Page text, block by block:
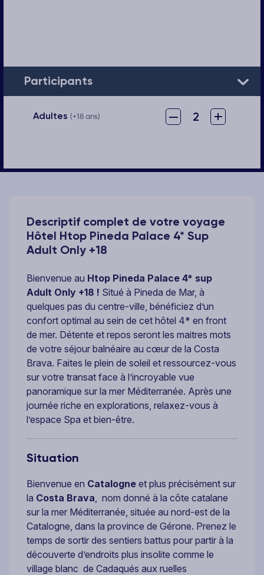
Participants
Adultes (+18 ans) – 2 +
Descriptif complet de votre voyage
Hôtel Htop Pineda Palace 4* Sup
Adult Only +18
Bienvenue au Htop Pineda Palace 4* sup
Adult Only +18 ! Situé à Pineda de Mar, à
quelques pas du centre-ville, bénéficiez d’un
confort optimal au sein de cet hôtel 4* en front
de mer. Détente et repos seront les maitres mots
de votre séjour balnéaire au cœur de la Costa
Brava. Faites le plein de soleil et ressourcez-vous
sur votre transat face à l’incroyable vue
panoramique sur la mer Méditerranée. Après une
journée riche en explorations, relaxez-vous à
l’espace Spa et bien-être.
Situation
Bienvenue en Catalogne et plus précisément sur
la Costa Brava , nom donné à la côte catalane
sur la mer Méditerranée, située au nord-est de la
Catalogne, dans la province de Gérone. Prenez le
temps de sortir des sentiers battus pour partir à la
découverte d’endroits plus insolite comme le
village blanc de Cadaqués aux ruelles